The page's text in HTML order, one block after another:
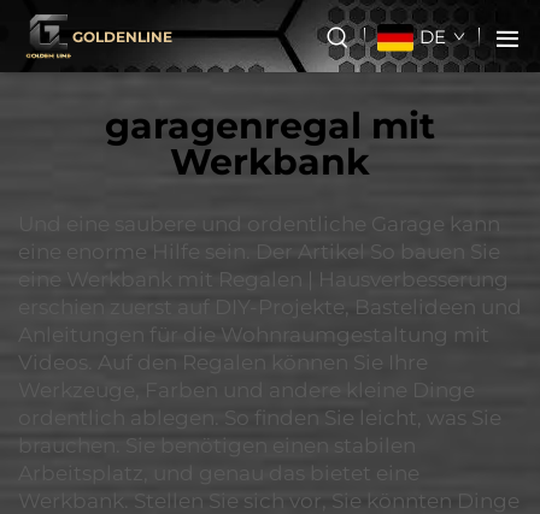
GOLDENLINE DE
garagenregal mit
Werkbank
Und eine saubere und ordentliche Garage kann
eine enorme Hilfe sein. Der Artikel So bauen Sie
eine Werkbank mit Regalen | Hausverbesserung
erschien zuerst auf DIY-Projekte, Bastelideen und
Anleitungen für die Wohnraumgestaltung mit
Videos. Auf den Regalen können Sie Ihre
Werkzeuge, Farben und andere kleine Dinge
ordentlich ablegen. So finden Sie leicht, was Sie
brauchen. Sie benötigen einen stabilen
Arbeitsplatz, und genau das bietet eine
Werkbank. Stellen Sie sich vor, Sie könnten Dinge